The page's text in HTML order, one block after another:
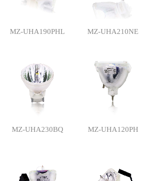
MZ-UHA190PHL MZ-UHA210NE
MZ-UHA230BQ MZ-UHA120PH